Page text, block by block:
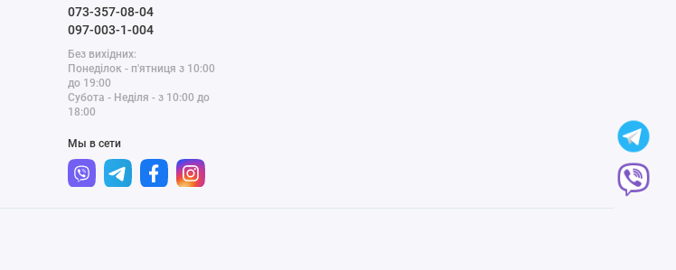
073-357-08-04
097-003-1-004
Без вихідних:
Понеділок - п'ятниця з 10:00
до 19:00
Субота - Неділя - з 10:00 до
18:00
Мы в сети